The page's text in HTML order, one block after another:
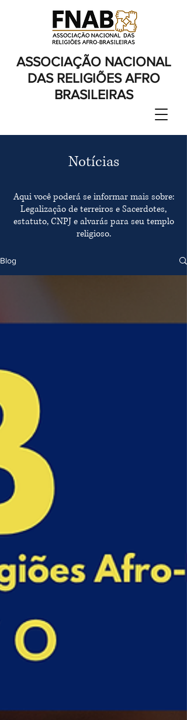
ASSOCIAÇÃO NACIONAL
DAS RELIGIÕES AFRO
BRASILEIRAS
Notícias
Aqui você poderá se informar mais sobre:
Legalização de terreiros e Sacerdotes,
estatuto, CNPJ e alvarás para seu templo
religioso.
Blog